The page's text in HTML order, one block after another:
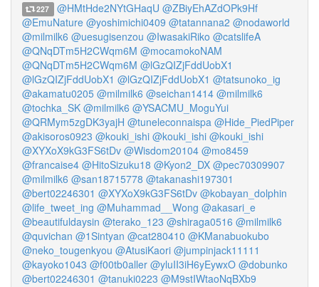
227 @HMtHde2NYtGHaqU @ZBiyEhAZdOPk9Hf
@EmuNature @yoshimichi0409 @tatannana2 @nodaworld
@milmilk6 @uesugisenzou @IwasakiRiko @catslifeA
@QNqDTm5H2CWqm6M @mocamokoNAM
@QNqDTm5H2CWqm6M @lGzQIZjFddUobX1
@lGzQIZjFddUobX1 @lGzQIZjFddUobX1 @tatsunoko_ig
@akamatu0205 @milmilk6 @seichan1414 @milmilk6
@tochka_SK @milmilk6 @YSACMU_MoguYui
@QRMym5zgDK3yajH @tuneleconnaispa @Hide_PiedPiper
@akisoros0923 @kouki_ishi @kouki_ishi @kouki_ishi
@XYXoX9kG3FS6tDv @Wisdom20104 @mo8459
@francaise4 @HitoSizuku18 @Kyon2_DX @pec70309907
@milmilk6 @san18715778 @takanashi197301
@bert02246301 @XYXoX9kG3FS6tDv @kobayan_dolphin
@life_tweet_ing @Muhammad__Wong @akasari_e
@beautifuldaysin @terako_123 @shiraga0516 @milmilk6
@quvichan @1Sintyan @cat280410 @KManabuokubo
@neko_tougenkyou @AtusiKaori @jumpinjack11111
@kayoko1043 @f00tb0aller @yluII3iH6yEywxO @dobunko
@bert02246301 @tanuki0223 @M9stIWtaoNqBXb9